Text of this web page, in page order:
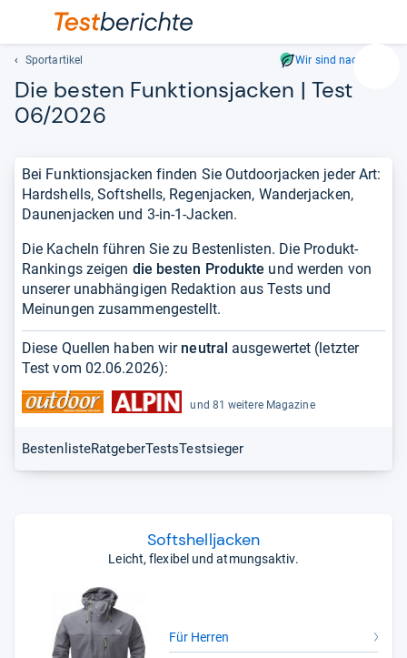
Geben
Zeichen
ein.
und
den
Sportartikel Wir sind nachhaltig
Die bes­ten Funk­ti­ons­ja­cken | Test
06/2026
Bei Funktionsjacken finden Sie Outdoorjacken jeder Art:
Hardshells, Softshells, Regenjacken, Wanderjacken,
Daunenjacken und 3-in-1-Jacken.
Die Kacheln führen Sie zu Bestenlisten. Die Produkt-
Rankings zeigen die besten Produkte und werden von
unserer unabhängigen Redaktion aus Tests und
Meinungen zusammengestellt.
Diese Quellen haben wir neutral ausgewertet (letzter
Test vom 02.06.2026):
und 81 weitere Magazine
BestenlisteRatgeberTestsTestsieger
Softs­hell­ja­cken
Leicht, flexibel und atmungsaktiv.
Für Herren